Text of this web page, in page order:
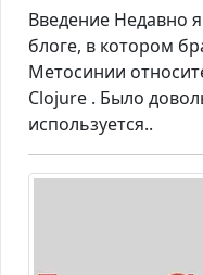
Введение Недавно
блоге, в котором
Метосинии
Clojure . Было
используется..